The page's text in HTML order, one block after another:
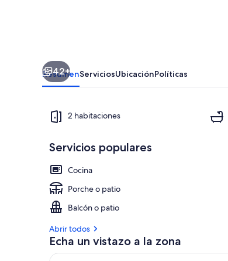
para
4
Personas
42+
ResumenServiciosUbicaciónPolíticas
2 habitaciones
Servicios populares
Cocina
Porche o patio
Balcón o patio
Abrir todos
Echa un vistazo a la zona